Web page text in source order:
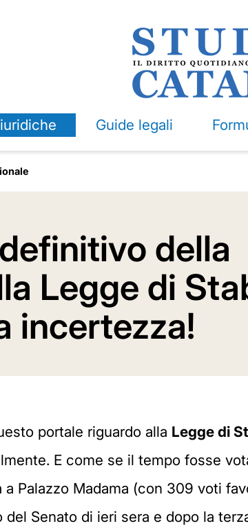
Guide legali
della
Legge di
incertezza!
portale riguardo alla Legge di
E come se il tempo fosse
a Palazzo Madama (con 309 voti
Senato di ieri sera e dopo la